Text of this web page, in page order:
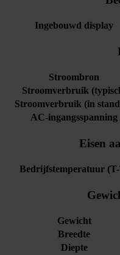
Ingebouwd display
Stroombron
Stroomverbruik
Stroomverbruik (in
AC-ingangsspanning
Eisen
Bedrijfstemperatuur
Gewicht
Breedte
Diepte